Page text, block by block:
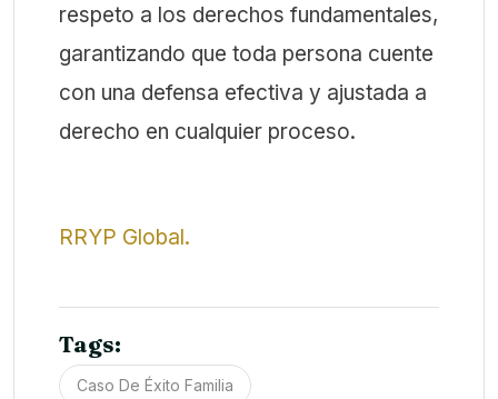
respeto a los derechos fundamentales,
garantizando que toda persona cuente
con una defensa efectiva y ajustada a
derecho en cualquier proceso.
RRYP Global.
Tags:
Caso De Éxito Familia